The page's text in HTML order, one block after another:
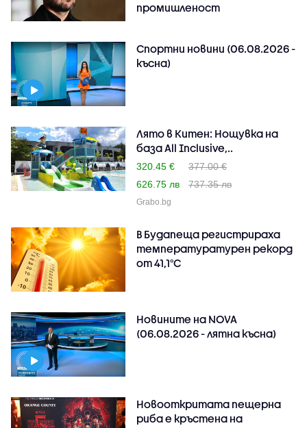
промишленост
Спортни новини (06.08.2026 -
късна)
Лято в Китен: Нощувка на
база All Inclusive,..
320.45 €
377.00 €
626.75 лв
737.35 лв
Grabo.bg
В Будапеща регистрираха
температуратурен рекорд
от 41,1°C
Новините на NOVA
(06.08.2026 - лятна късна)
Новооткритата пещерна
риба е кръстена на